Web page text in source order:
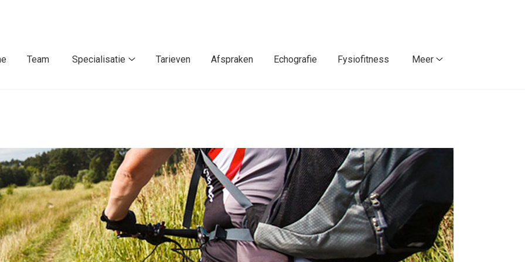
Team
Specialisatie
Tarieven Afspraken Echografie Fysiofitness
Meer